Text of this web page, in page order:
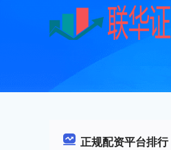
正规配资平台排行